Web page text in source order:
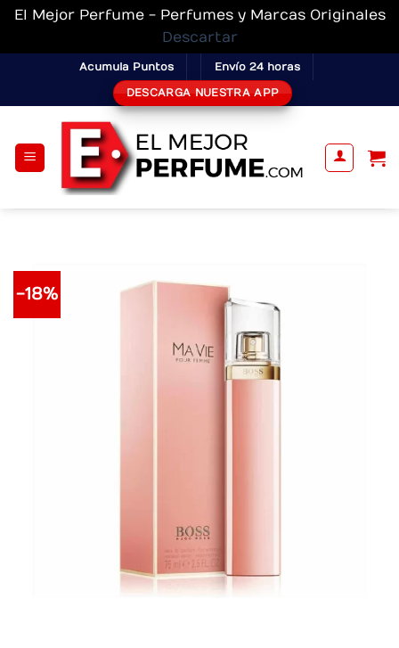
El Mejor Perfume - Perfumes y Marcas Originales
Descartar
content
Acumula Puntos Envío 24 horas
DESCARGA NUESTRA APP
-18%